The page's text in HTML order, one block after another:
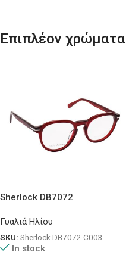
Επιπλέον χρώματα
Sherlock DB7072
Γυαλιά Ηλίου
SKU: Sherlock DB7072 C003
In stock